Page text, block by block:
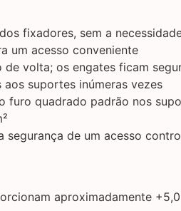
fixadores, sem a
um acesso conveniente
volta; os engates ficam
suportes inúmeras vezes
furo quadrado padrão nos
segurança de um acesso
aproximadamente